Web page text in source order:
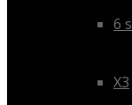
6
X3